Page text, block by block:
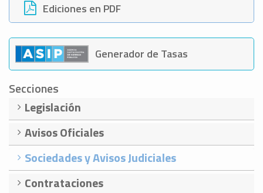
Ediciones en PDF
Generador de Tasas
Secciones
Legislación
Avisos Oficiales
Sociedades y Avisos Judiciales
Contrataciones